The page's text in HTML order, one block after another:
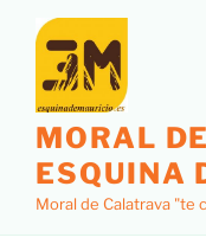
MORAL
ESQUINA
Moral de Calatrava "te